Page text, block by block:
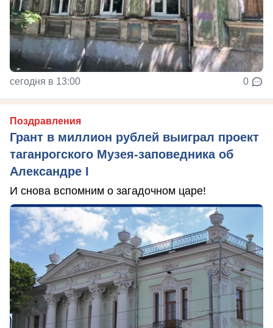
сегодня в 13:00 0
Поздравления
Грант в миллион рублей выиграл проект
таганрогского Музея-заповедника об
Александре I
И снова вспомним о загадочном царе!